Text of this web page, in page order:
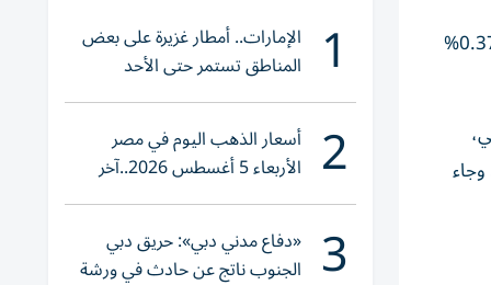
وتراجعت في سوق العاصمة، أسهم الدار العقارية 1.13% إلى 8.74 درهم وأبوظبي الإسلامي 1.46% إلى 21.52 درهم وألفا ظبي 0.37%
دبي،
سهم في دبي، وجاء
1 الإمارات.. أمطار غزيرة على بعض
المناطق تستمر حتى الأحد
2 أسعار الذهب اليوم في مصر
الأربعاء 5 أغسطس 2026..آخر
تحديث لعيار 21
3 «دفاع مدني دبي»: حريق دبي
الجنوب ناتج عن حادث في ورشة